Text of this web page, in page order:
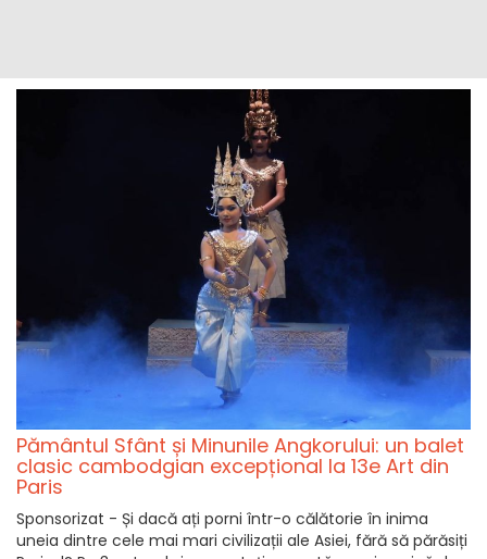
Pământul Sfânt și Minunile Angkorului: un balet
clasic cambodgian excepțional la 13e Art din
Paris
Sponsorizat - Și dacă ați porni într-o călătorie în inima
uneia dintre cele mai mari civilizații ale Asiei, fără să părăsiți